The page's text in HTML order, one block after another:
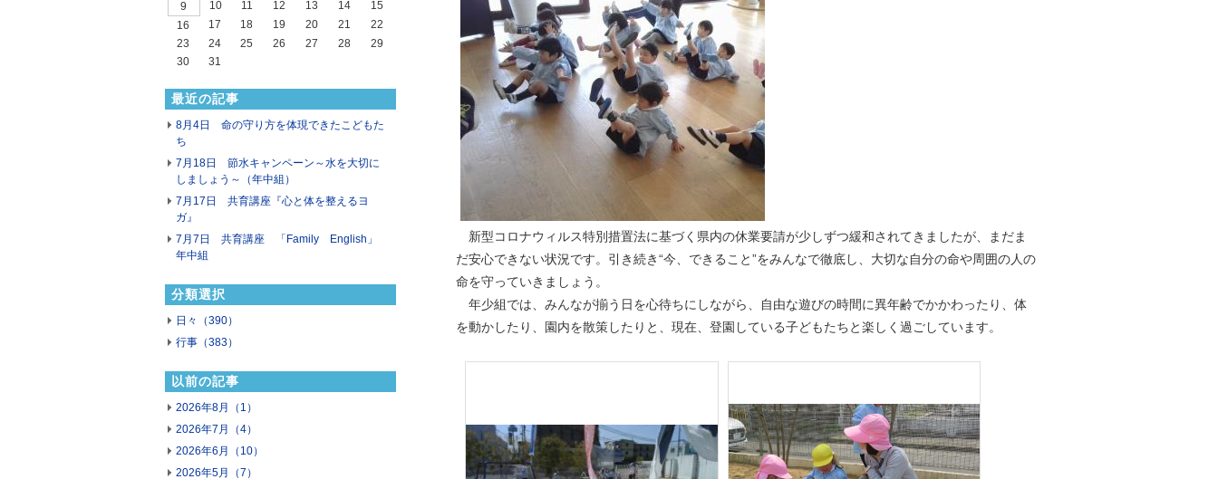
9
10 11 12 13 14
15
16
17 18 19 20 21
22
23
24 25 26 27 28
29
30
31
最近の記事
8月4日 命の守り方を体現できたこどもた
ち
7月18日 節水キャンペーン～水を大切に
しましょう～（年中組）
7月17日 共育講座『心と体を整えるヨ
ガ』
7月7日 共育講座 「Family English」
年中組
分類選択
日々（390）
行事（383）
以前の記事
2026年8月（1）
2026年7月（4）
2026年6月（10）
2026年5月（7）
新型コロナウィルス特別措置法に基づく県内の休業要請が少しずつ緩和されてきましたが、まだま
だ安心できない状況です。引き続き“今、できること”をみんなで徹底し、大切な自分の命や周囲の人の
命を守っていきましょう。
年少組では、みんなが揃う日を心待ちにしながら、自由な遊びの時間に異年齢でかかわったり、体
を動かしたり、園内を散策したりと、現在、登園している子どもたちと楽しく過ごしています。